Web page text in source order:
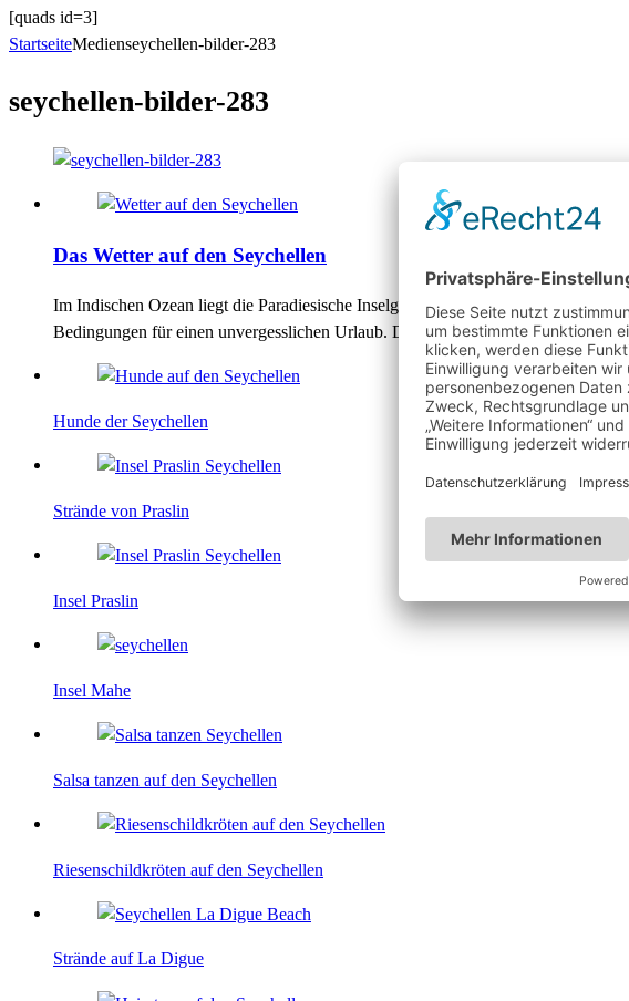
[quads id=3]
StartseiteMedienseychellen-bilder-283
seychellen-bilder-283
Das Wetter auf den Seychellen
Im Indischen Ozean liegt die Paradiesische Inselgruppe der Seychellen.
Bedingungen für einen unvergesslichen Urlaub. Doch ist es auf den Seychellen
Hunde der Seychellen
Strände von Praslin
Insel Praslin
Insel Mahe
Salsa tanzen auf den Seychellen
Riesenschildkröten auf den Seychellen
Strände auf La Digue